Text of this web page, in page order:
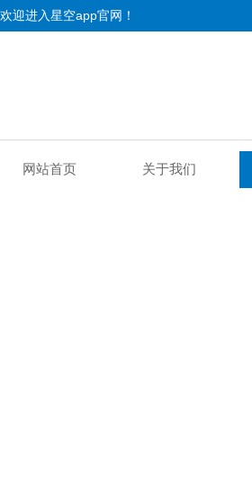
欢迎进入星空app官网！
网站首页 关于我们